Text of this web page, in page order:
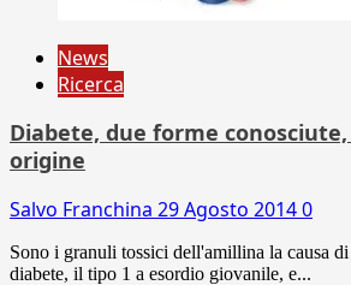
News
Ricerca
Diabete, due forme
origine
Salvo Franchina 29 Agosto 20140
Sono i granuli tossici dell'amillina la causa
diabete, il tipo 1 a esordio giovanile, e...